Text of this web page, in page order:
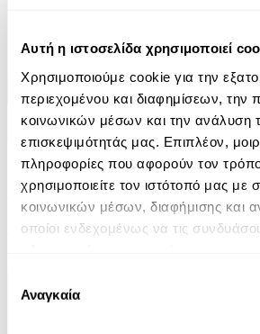
Αυτή η ιστοσελίδα χρησιμοποιεί
Χρησιμοποιούμε cookie για την
περιεχομένου και διαφημίσεων, την
κοινωνικών μέσων και την ανάλυση
επισκεψιμότητάς μας. Επιπλέον,
πληροφορίες που αφορούν τον
χρησιμοποιείτε τον ιστότοπό μας με
κοινωνικών μέσων, διαφήμισης και
οποίοι ενδεχομένως να τις
των υπηρεσιών τους.
συγκατάθεσης
Αναγκαία
eBook
Ελέφαντας
Ρέιμοντ Κάρβερ